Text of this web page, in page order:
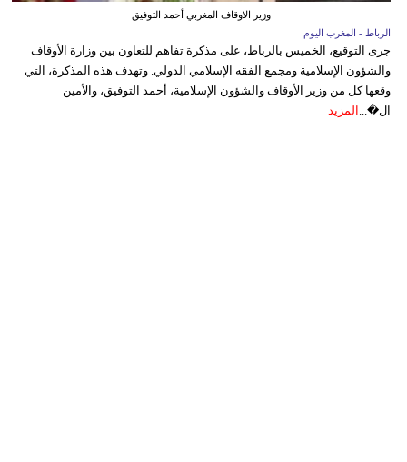
وزير الاوقاف المغربي أحمد التوفيق
الرباط - المغرب اليوم
جرى التوقيع، الخميس بالرباط، على مذكرة تفاهم للتعاون بين وزارة الأوقاف
والشؤون الإسلامية ومجمع الفقه الإسلامي الدولي. وتهدف هذه المذكرة، التي
وقعها كل من وزير الأوقاف والشؤون الإسلامية، أحمد التوفيق، والأمين
ال�... المزيد